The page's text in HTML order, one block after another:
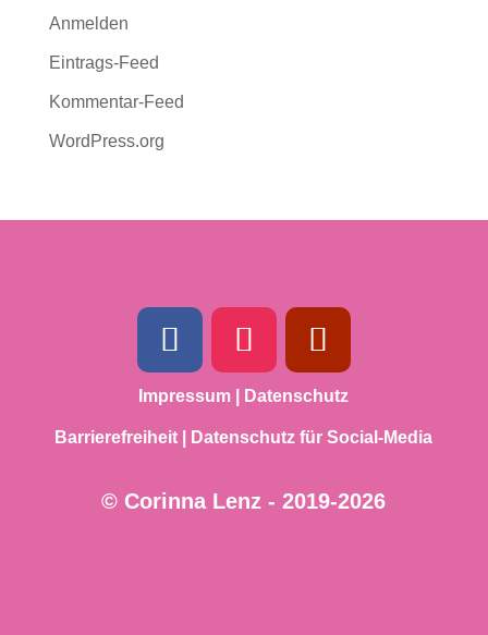
Anmelden
Eintrags-Feed
Kommentar-Feed
WordPress.org
Impressum Datenschutz
Barrierefreiheit Datenschutz für Social-Media
© Corinna Lenz - 2019-2026